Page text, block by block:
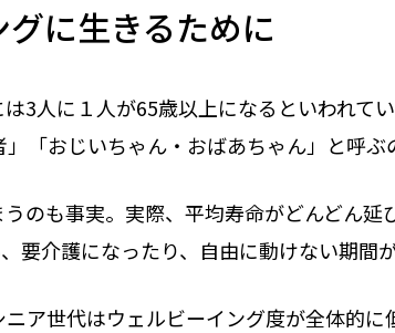
に生きるために
3人に１人が65歳以上になるといわれて
「おじいちゃん・おばあちゃん」と呼ぶ
のも事実。実際、平均寿命がどんどん
介護になったり、自由に動けない期間
ア世代はウェルビーイング度が全体的に